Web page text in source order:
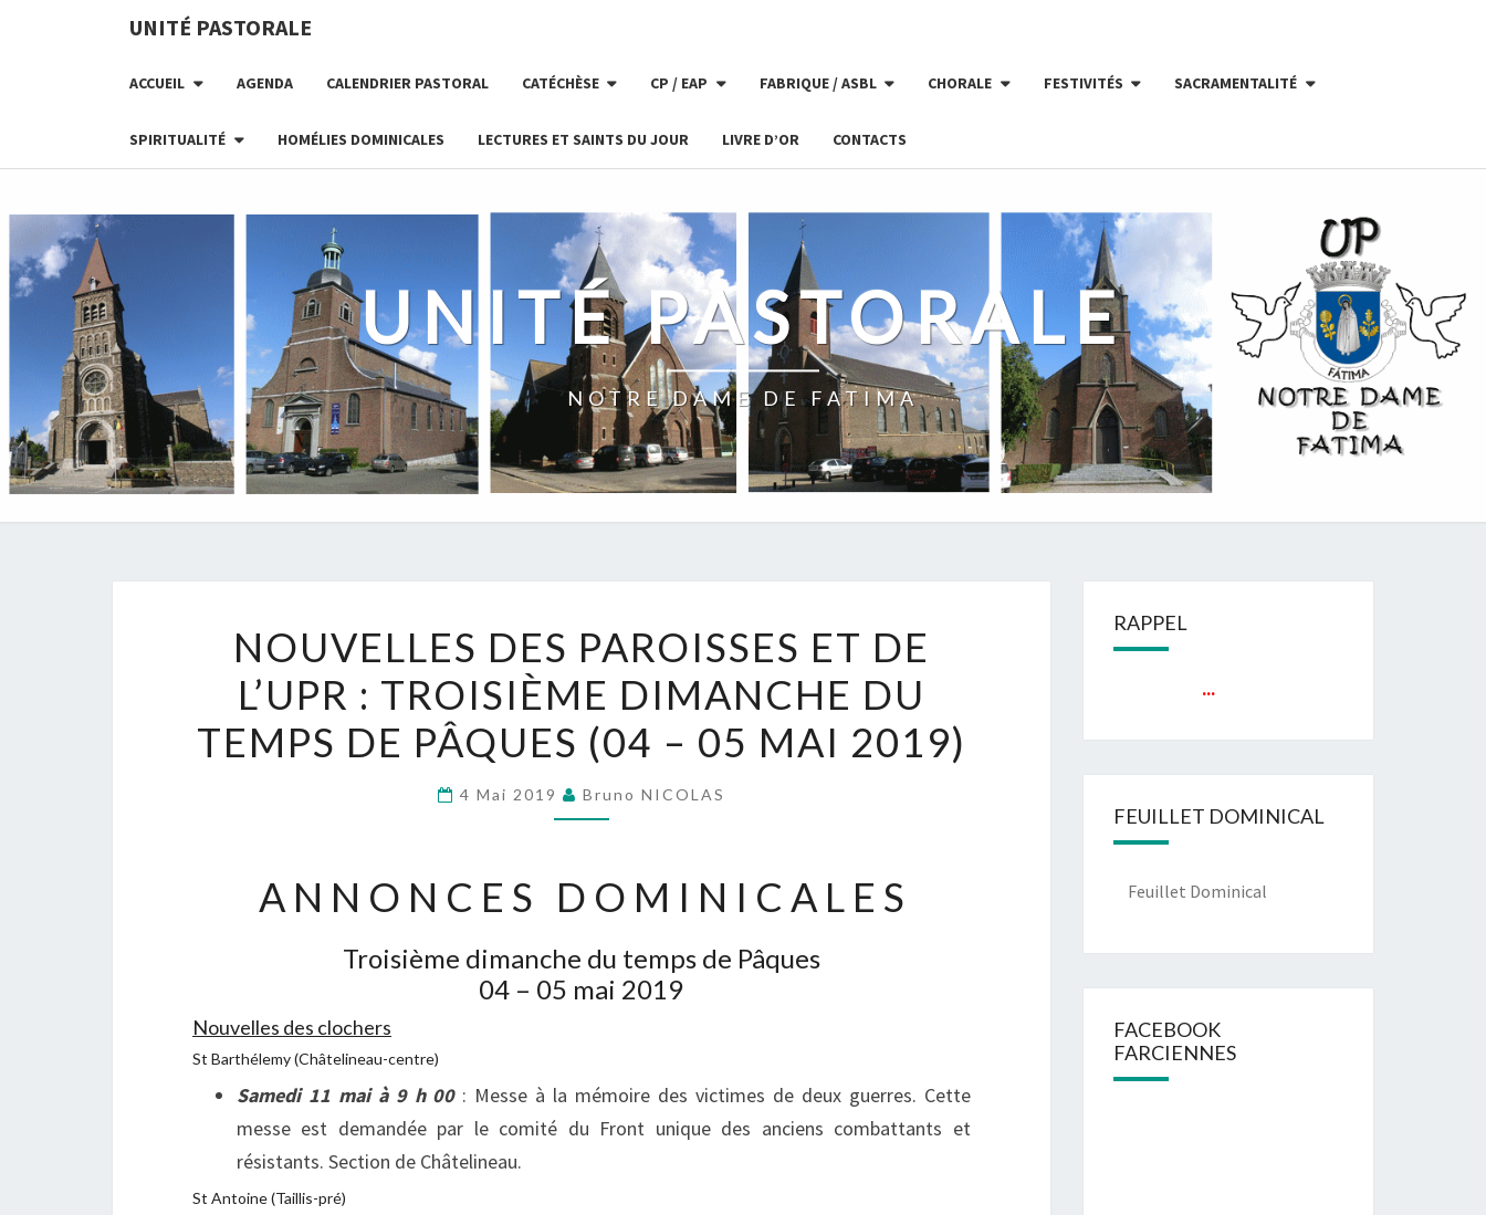
UNITÉ PASTORALE
ACCUEIL AGENDA CALENDRIER PASTORAL CATÉCHÈSE CP / EAP FABRIQUE / ASBL CHORALE FESTIVITÉS SACRAMENTALITÉ
SPIRITUALITÉ HOMÉLIES DOMINICALES LECTURES ET SAINTS DU JOUR LIVRE D’OR CONTACTS
UNITÉ PASTORALE
NOTRE DAME DE FATIMA
DES
PAROISSES
ET
DE
:
DIMANCHE
DU
TEMPS
DE
NOUVELLES DES PAROISSES ET DE
L’UPR : TROISIÈME DIMANCHE DU
TEMPS DE PÂQUES (04 – 05 MAI 2019)
4 Mai 2019 Bruno NICOLAS
A N N O N C E S D O M I N I C A L E S
Troisième dimanche du temps de Pâques
04 – 05 mai 2019
Nouvelles des clochers
St Barthélemy (Châtelineau-centre)
Samedi 11 mai à 9 h 00 : Messe à la mémoire des victimes de deux guerres. Cette
messe est demandée par le comité du Front unique des anciens combattants et
résistants. Section de Châtelineau.
St Antoine (Taillis-pré)
RAPPEL
FEUILLET DOMINICAL
Feuillet Dominical
FACEBOOK
FARCIENNES